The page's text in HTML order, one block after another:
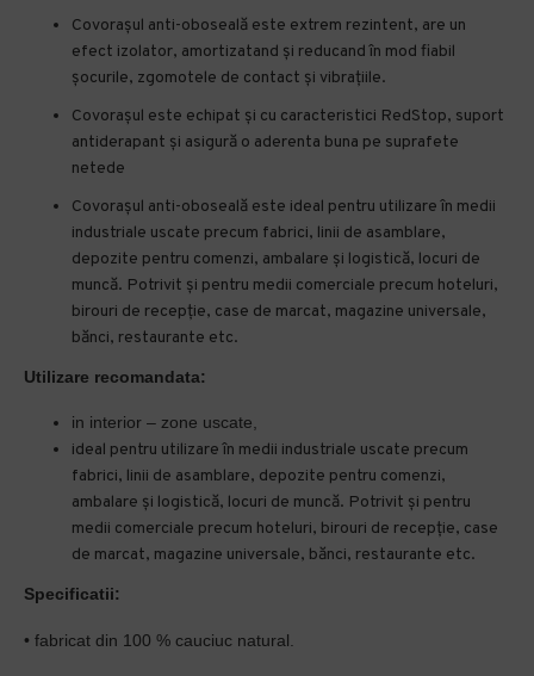
Covorașul anti-oboseală este extrem rezintent, are un
efect izolator, amortizatand și reducand în mod fiabil
șocurile, zgomotele de contact și vibrațiile.
Covorașul este echipat și cu caracteristici RedStop, suport
antiderapant și asigură o aderenta buna pe suprafete
netede
Covorașul anti-oboseală este ideal pentru utilizare în medii
industriale uscate precum fabrici, linii de asamblare,
depozite pentru comenzi, ambalare și logistică, locuri de
muncă. Potrivit și pentru medii comerciale precum hoteluri,
birouri de recepție, case de marcat, magazine universale,
bănci, restaurante etc.
Utilizare recomandata:
in interior – zone uscate,
ideal pentru utilizare în medii industriale uscate precum
fabrici, linii de asamblare, depozite pentru comenzi,
ambalare și logistică, locuri de muncă. Potrivit și pentru
medii comerciale precum hoteluri, birouri de recepție, case
de marcat, magazine universale, bănci, restaurante etc.
Specificatii:
• fabricat din 100 % cauciuc natural.